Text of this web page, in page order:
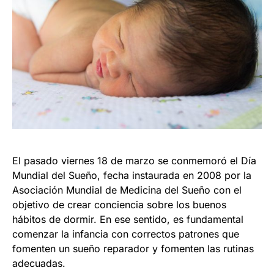
El pasado viernes 18 de marzo se conmemoró el Día
Mundial del Sueño, fecha instaurada en 2008 por la
Asociación Mundial de Medicina del Sueño con el
objetivo de crear conciencia sobre los buenos
hábitos de dormir. En ese sentido, es fundamental
comenzar la infancia con correctos patrones que
fomenten un sueño reparador y fomenten las rutinas
adecuadas.